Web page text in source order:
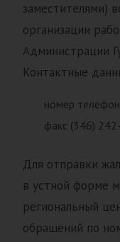
заместителями)
организации
Администрации
Контактные
номер
факс (346)
Для отправки
в устной форме
региональный
обращений по